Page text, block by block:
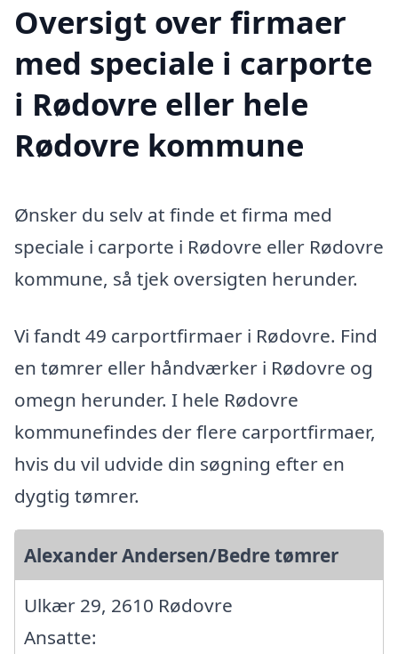
Oversigt over firmaer
med speciale i carporte
i Rødovre eller hele
Rødovre kommune
Ønsker du selv at finde et firma med
speciale i carporte i Rødovre eller Rødovre
kommune, så tjek oversigten herunder.
Vi fandt 49 carportfirmaer i Rødovre. Find
en tømrer eller håndværker i Rødovre og
omegn herunder. I hele Rødovre
kommunefindes der flere carportfirmaer,
hvis du vil udvide din søgning efter en
dygtig tømrer.
Alexander Andersen/Bedre tømrer
Ulkær 29, 2610 Rødovre
Ansatte: